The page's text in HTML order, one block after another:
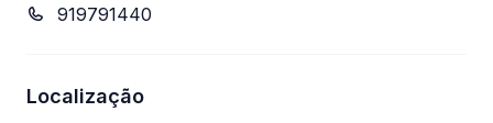
919791440
Localização